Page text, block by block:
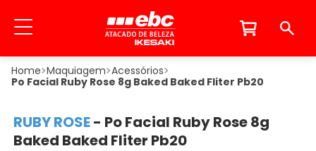
Maquiagem Acessórios
Po Facial Ruby Rose 8g Baked Baked Fliter Pb20
RUBY ROSE- Po Facial Ruby Rose 8g
Baked Baked Fliter Pb20